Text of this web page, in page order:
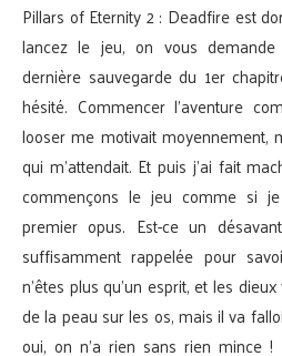
Pillars of Eternity 2 : Deadfire est
lancez le jeu, on vous
dernière sauvegarde du 1er
hésité. Commencer l’aventure
looser me motivait moyennement,
qui m’attendait. Et puis j’ai fait
commençons le jeu comme si
premier opus. Est-ce un
suffisamment rappelée pour
n’êtes plus qu’un esprit, et les
de la peau sur les os, mais il va
oui, on n’a rien sans rien mince